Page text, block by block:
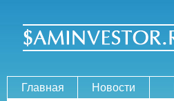
Главная Новости